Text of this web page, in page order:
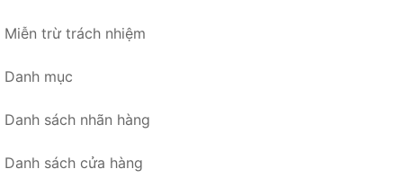
Miễn trừ trách nhiệm
Danh mục
Danh sách nhãn hàng
Danh sách cửa hàng